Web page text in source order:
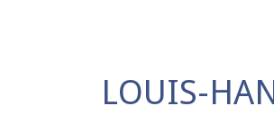
LOUIS-